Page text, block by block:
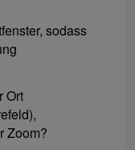
sodass
Ort
Zoom?